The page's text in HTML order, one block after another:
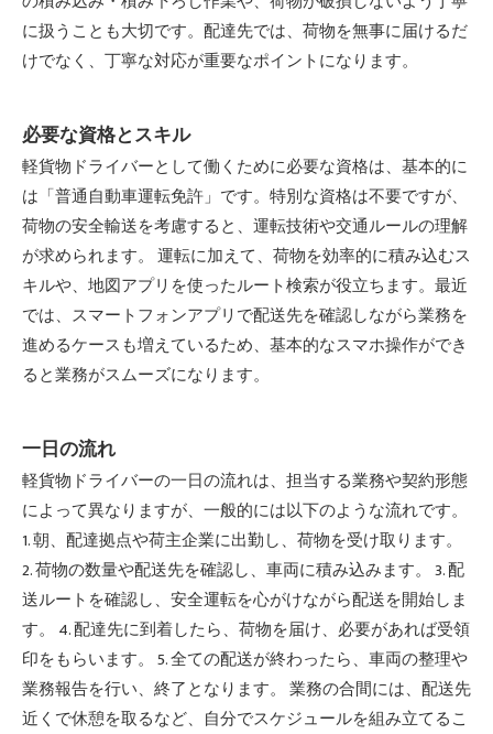
に扱うことも大切です。配達先では、荷物を無事に届けるだ
けでなく、丁寧な対応が重要なポイントになります。
必要な資格とスキル
軽貨物ドライバーとして働くために必要な資格は、基本的に
は「普通自動車運転免許」です。特別な資格は不要ですが、
荷物の安全輸送を考慮すると、運転技術や交通ルールの理解
が求められます。 運転に加えて、荷物を効率的に積み込むス
キルや、地図アプリを使ったルート検索が役立ちます。最近
では、スマートフォンアプリで配送先を確認しながら業務を
進めるケースも増えているため、基本的なスマホ操作ができ
ると業務がスムーズになります。
一日の流れ
軽貨物ドライバーの一日の流れは、担当する業務や契約形態
によって異なりますが、一般的には以下のような流れです。
1. 朝、配達拠点や荷主企業に出勤し、荷物を受け取ります。
2. 荷物の数量や配送先を確認し、車両に積み込みます。 3. 配
送ルートを確認し、安全運転を心がけながら配送を開始しま
す。 4. 配達先に到着したら、荷物を届け、必要があれば受領
印をもらいます。 5. 全ての配送が終わったら、車両の整理や
業務報告を行い、終了となります。 業務の合間には、配送先
近くで休憩を取るなど、自分でスケジュールを組み立てるこ